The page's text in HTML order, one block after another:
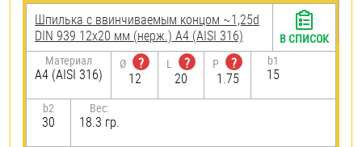
Шпилька c ввинчиваемым концом ~1,25d
DIN 939 12х20 мм (нерж.) A4 (AISI 316)
Материал
A4 (AISI 316)
Ø
?
12
L
?
20
P
?
1.75
b1
15
b2
30
Вес:
18.3 гр.
В СПИСОК